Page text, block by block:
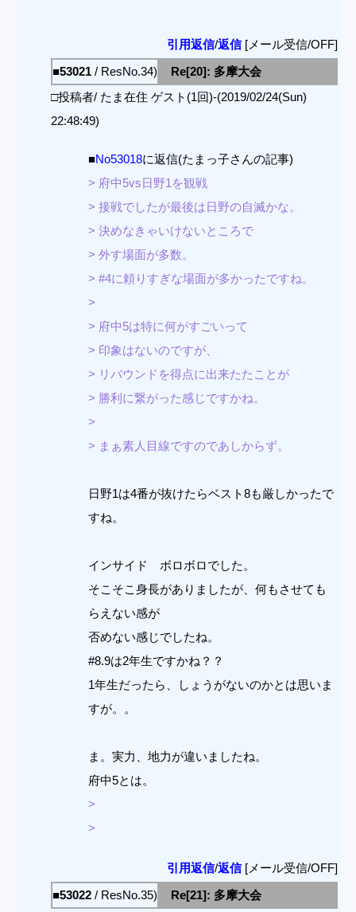
引用返信/返信[メール受信/OFF]
■53021 / ResNo.34)
Re[20]: 多摩大会
□投稿者/ たま在住 ゲスト(1回)-(2019/02/24(Sun)
22:48:49)
■No53018に返信(たまっ子さんの記事)
> 府中5vs日野1を観戦
> 接戦でしたが最後は日野の自滅かな。
> 決めなきゃいけないところで
> 外す場面が多数。
> #4に頼りすぎな場面が多かったですね。
>
> 府中5は特に何がすごいって
> 印象はないのですが、
> リバウンドを得点に出来たたことが
> 勝利に繋がった感じですかね。
>
> まぁ素人目線ですのであしからず。
日野1は4番が抜けたらベスト8も厳しかったで
すね。
インサイド ボロボロでした。
そこそこ身長がありましたが、何もさせても
らえない感が
否めない感じでしたね。
#8.9は2年生ですかね？？
1年生だったら、しょうがないのかとは思いま
すが。。
ま。実力、地力が違いましたね。
府中5とは。
>
>
引用返信/返信[メール受信/OFF]
■53022 / ResNo.35)
Re[21]: 多摩大会